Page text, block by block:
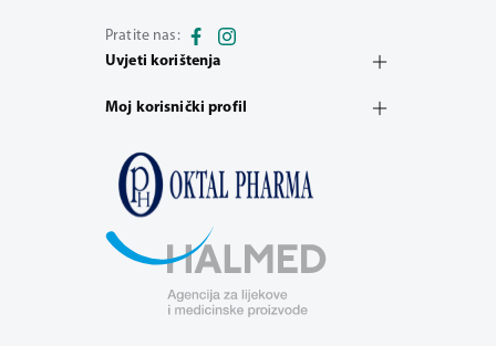
Pratite nas:
Uvjeti korištenja
Moj korisnički profil